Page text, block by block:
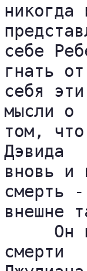
никогда
себе
гнать от
себя
мысли о
том,
Дэвида
вновь и
смерть -
внешне
Он
смерти